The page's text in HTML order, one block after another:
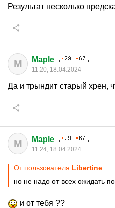
Результат несколько
M Maple
11:20, 18.04.2024
Да и трындит старый хрен,
M Maple
11:24, 18.04.2024
От пользователя Libertine
но не надо от всех ожидать
и от тебя ??